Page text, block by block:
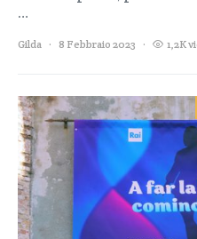
…
Gilda 8 Febbraio 2023 1,2K